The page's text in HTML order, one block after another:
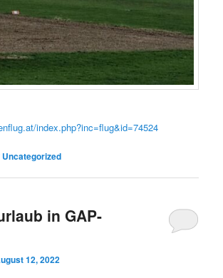
index.php?inc=flug&id=74524
Uncategorized
in GAP-
12, 2022